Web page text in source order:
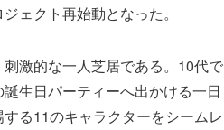
ェクト再始動となった。
激的な一人芝居である。10代で
生日パーティーへ出かける一日
る11のキャラクターをシームレ